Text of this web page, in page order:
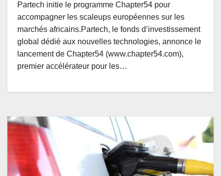
Partech initie le programme Chapter54 pour
accompagner les scaleups européennes sur les
marchés africains.Partech, le fonds d’investissement
global dédié aux nouvelles technologies, annonce le
lancement de Chapter54 (www.chapter54.com),
premier accélérateur pour les…